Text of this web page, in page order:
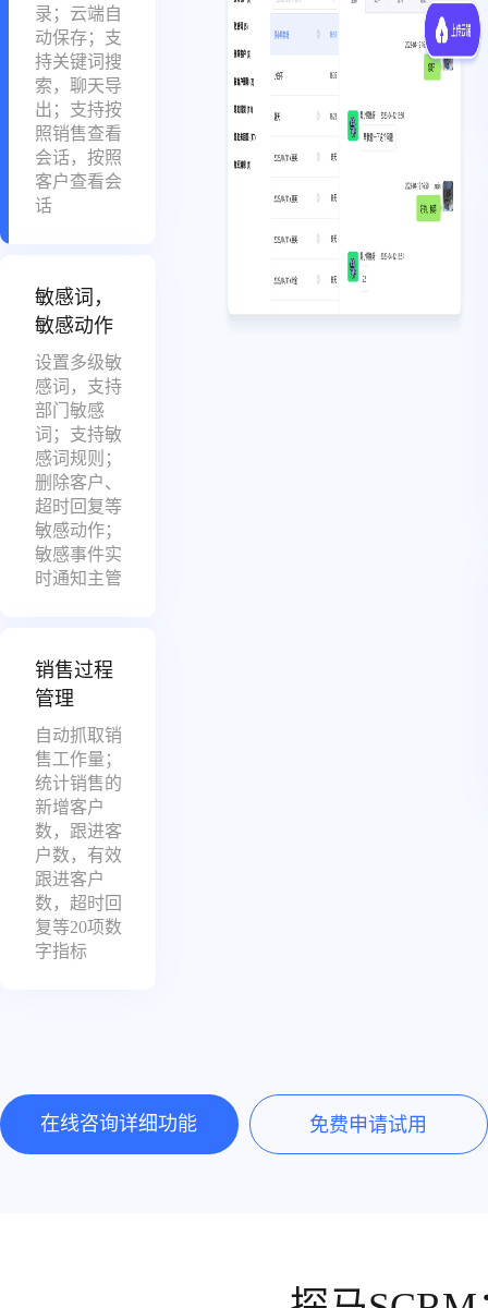
录；云端自
动保存；支
持关键词搜
索，聊天导
出；支持按
照销售查看
会话，按照
客户查看会
话
敏感词，
敏感动作
设置多级敏
感词，支持
部门敏感
词；支持敏
感词规则；
删除客户、
超时回复等
敏感动作；
敏感事件实
时通知主管
销售过程
管理
自动抓取销
售工作量；
统计销售的
新增客户
数，跟进客
户数，有效
跟进客户
数，超时回
复等20项数
字指标
在线咨询详细功能 免费申请试用